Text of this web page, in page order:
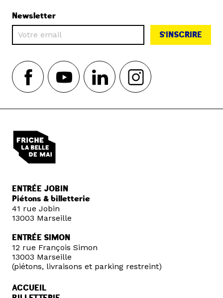
Newsletter
S'INSCRIRE
ENTRÉE JOBIN
Piétons & billetterie
41 rue Jobin
13003 Marseille
ENTRÉE SIMON
12 rue François Simon
13003 Marseille
(piétons, livraisons et parking restreint)
ACCUEIL